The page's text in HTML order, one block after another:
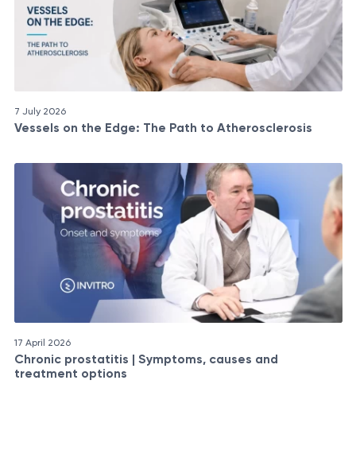
7 July 2026
Vessels on the Edge: The Path to Atherosclerosis
17 April 2026
Chronic prostatitis | Symptoms, causes and
treatment options